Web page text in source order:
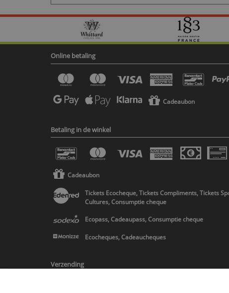
Online betaling
Cadeaubon
Betaling in de winkel
Cadeaubon
Tickets Ecocheque, Tickets Compliments, Tickets
Cultures, Consumptie cheque
Ecopass, Cadeaupass, Consumptie cheque
Ecocheques, Cadeaucheques
Verzending